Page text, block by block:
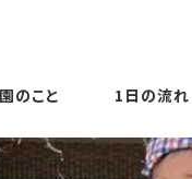
園のこと 1日の流れ